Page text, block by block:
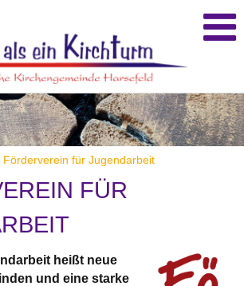
Förderverein für Jugendarbeit
FÜR
heißt neue
und eine starke